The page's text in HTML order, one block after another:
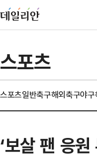
스포츠
스포츠일반축구해외축구야구
‘보살 팬 응